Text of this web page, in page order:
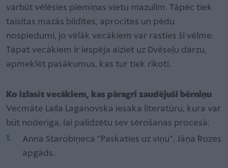
varbūt vēlēsies piemiņas vietu mazulim. Tāpēc tiek
taisītas mazās bildītes, aprocītes un pēdu
nospiedumi, jo vēlāk vecākiem var rasties šī vēlme.
Tāpat vecākiem ir iespēja aiziet uz Dvēseļu dārzu,
apmeklēt pasākumus, kas tur tiek rīkoti.
Ko izlasīt vecākiem, kas pāragri zaudējuši bērniņu
Vecmāte Laila Laganovska iesaka literatūru, kura var
būt noderīga, lai palīdzētu sev sērošanas procesā:
Anna Starobiņeca “Paskaties uz viņu”, Jāņa Rozes
apgāds.